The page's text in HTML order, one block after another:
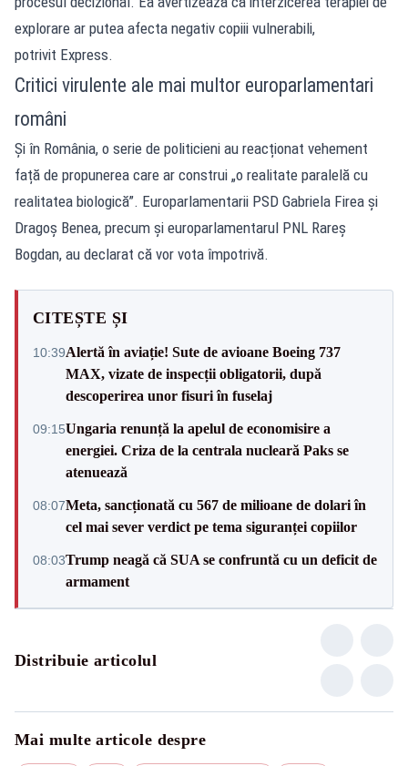
explorare ar putea afecta negativ copiii vulnerabili,
potrivit Express.
Critici virulente ale mai multor europarlamentari
români
Și în România, o serie de politicieni au reacționat vehement
față de propunerea care ar construi „o realitate paralelă cu
realitatea biologică”. Europarlamentarii PSD Gabriela Firea și
Dragoș Benea, precum și europarlamentarul PNL Rareș
Bogdan, au declarat că vor vota împotrivă.
CITEȘTE ȘI
10:39Alertă în aviație! Sute de avioane Boeing 737
MAX, vizate de inspecții obligatorii, după
descoperirea unor fisuri în fuselaj
09:15Ungaria renunță la apelul de economisire a
energiei. Criza de la centrala nucleară Paks se
atenuează
08:07Meta, sancționată cu 567 de milioane de dolari în
cel mai sever verdict pe tema siguranței copiilor
08:03Trump neagă că SUA se confruntă cu un deficit de
armament
Distribuie articolul
Mai multe articole despre